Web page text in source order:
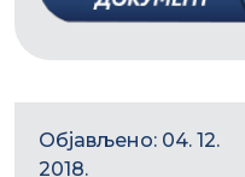
Објављено: 04. 12.
2018.